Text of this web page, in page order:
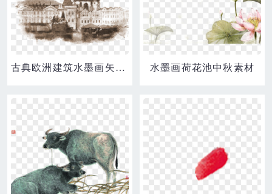
古典欧洲建筑水墨画矢量素材 水墨画荷花池中秋素材